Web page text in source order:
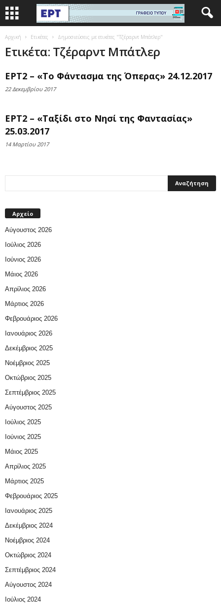
Αρχική Ετικέτες Δημοσιεύσεις με ετικέτες "Τζέραρντ Μπάτλερ"
Ετικέτα: Τζέραρντ Μπάτλερ
ΕΡΤ2 – «Το Φάντασμα της Όπερας» 24.12.2017
22 Δεκεμβρίου 2017
ΕΡΤ2 – «Ταξίδι στο Νησί της Φαντασίας»
25.03.2017
14 Μαρτίου 2017
Αρχείο
Αύγουστος 2026
Ιούλιος 2026
Ιούνιος 2026
Μάιος 2026
Απρίλιος 2026
Μάρτιος 2026
Φεβρουάριος 2026
Ιανουάριος 2026
Δεκέμβριος 2025
Νοέμβριος 2025
Οκτώβριος 2025
Σεπτέμβριος 2025
Αύγουστος 2025
Ιούλιος 2025
Ιούνιος 2025
Μάιος 2025
Απρίλιος 2025
Μάρτιος 2025
Φεβρουάριος 2025
Ιανουάριος 2025
Δεκέμβριος 2024
Νοέμβριος 2024
Οκτώβριος 2024
Σεπτέμβριος 2024
Αύγουστος 2024
Ιούλιος 2024